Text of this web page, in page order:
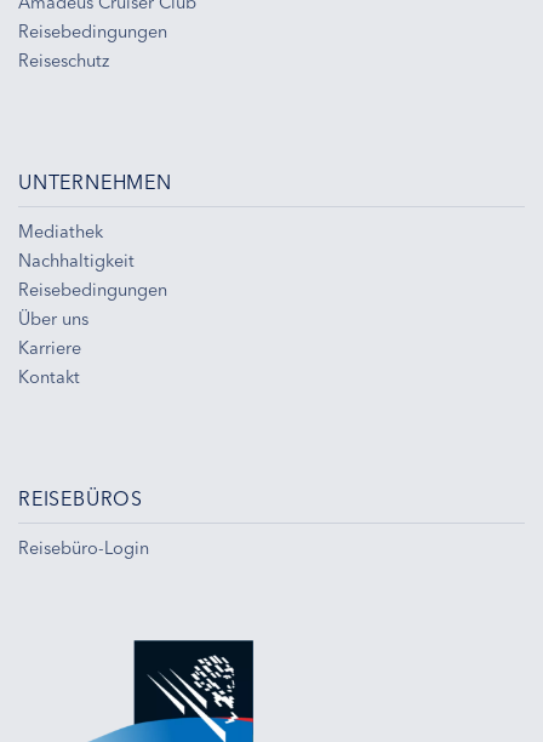
Reisebedingungen
Reiseschutz
UNTERNEHMEN
Mediathek
Nachhaltigkeit
Reisebedingungen
Über uns
Karriere
Kontakt
REISEBÜROS
Reisebüro-Login